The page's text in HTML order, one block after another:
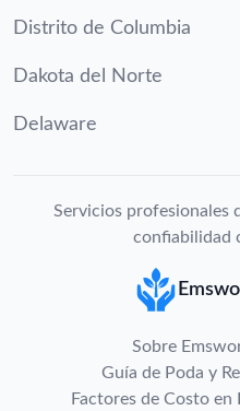
Distrito de Columbia
Dakota del Norte
Delaware
Servicios profesionales
confiabilidad
Sobre
Guía de Poda y
Factores de Costo en